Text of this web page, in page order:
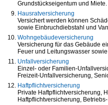
Grundstückseigentum und Miete.
Hausratversicherung
Versichert werden können
sowie Einbruchdiebstahl und
Wohngebäudeversicherung
Versicherung für das Gebäude
Feuer und Leitungswasser
Unfallversicherung
Einzel- oder Familien-
Freizeit-Unfallversicherung,
Haftpflichtversicherung
Private Haftpflichtversicherung,
Haftpflichtversicherung,